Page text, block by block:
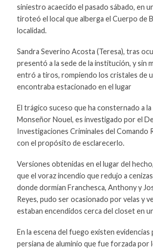
siniestro acaecido el pasado sábado, en
tiroteó el local que alberga el Cuerpo de
localidad.
Sandra Severino Acosta (Teresa), tras
presentó a la sede de la institución, y sin
entró a tiros, rompiendo los cristales de
encontraba estacionado en el lugar
El trágico suceso que ha consternado a
Monseñor Nouel, es investigado por el
Investigaciones Criminales del Comando
con el propósito de esclarecerlo.
Versiones obtenidas en el lugar del
que el voraz incendio que redujo a
donde dormían Franchesca, Anthony y
Reyes, pudo ser ocasionado por velas y
estaban encendidos cerca del closet en
En la escena del fuego existen evidencias
persiana de aluminio que fue forzada por